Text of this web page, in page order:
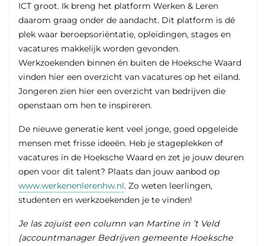
ICT groot. Ik breng het platform Werken & Leren
daarom graag onder de aandacht. Dit platform is dé
plek waar beroepsoriëntatie, opleidingen, stages en
vacatures makkelijk worden gevonden.
Werkzoekenden binnen én buiten de Hoeksche Waard
vinden hier een overzicht van vacatures op het eiland.
Jongeren zien hier een overzicht van bedrijven die
openstaan om hen te inspireren.
De nieuwe generatie kent veel jonge, goed opgeleide
mensen met frisse ideeën. Heb je stageplekken of
vacatures in de Hoeksche Waard en zet je jouw deuren
open voor dit talent? Plaats dan jouw aanbod op
www.werkenenlerenhw.nl. Zo weten leerlingen,
studenten en werkzoekenden je te vinden!
Je las zojuist een column van Martine in ’t Veld
(accountmanager Bedrijven gemeente Hoeksche